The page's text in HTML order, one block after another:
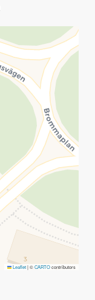
Leaflet|©CARTOcontributors